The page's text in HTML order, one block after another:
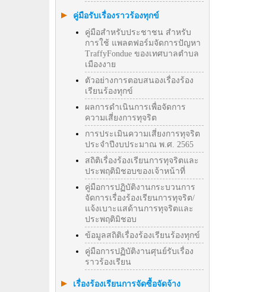
คู่มือรับเรื่องราวร้องทุกข์
คู่มือสำหรับประชาชน สำหรับ
การใช้ แพลตฟอร์มจัดการปัญหา
TraffyFondue ของเทศบาลตำบล
เมืองงาย
ตัวอย่างการตอบสนองเรื่องร้อง
เรียนร้องทุกข์
ผลการดำเนินการเพื่อจัดการ
ความเสี่ยงการทุจริต
การประเมินความเสี่ยงการทุจริต
ประจำปีงบประมาณ พ.ศ. 2565
สถิติเรื่องร้องเรียนการทุจริตและ
ประพฤติมิชอบของเจ้าหน้าที่
คู่มือการปฏิบัติงานกระบวนการ
จัดการเรื่องร้องเรียนการทุจริต/
แจ้งเบาะแสด้านการทุจริตและ
ประพฤติมิชอบ
ข้อมูลสถิติเรื่องร้องเรียนร้องทุกข์
คู่มือการปฏิบัติงานศุนย์รับเรื่อง
ราวร้องเรียน
เรื่องร้องเรียนการจัดซื้อจัดจ้าง